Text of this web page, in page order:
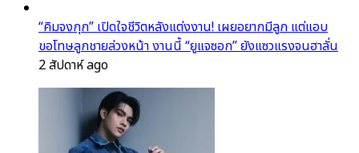
“คิมจงกุก” เปิดใจชีวิตหลังแต่งงาน! เผยอยากมีลูก แต่แอบ
ขอโทษลูกชายล่วงหน้า งานนี้ “ยูแจซอก” ยังแซวแรงจนฮาลั่น
2 สัปดาห์ ago